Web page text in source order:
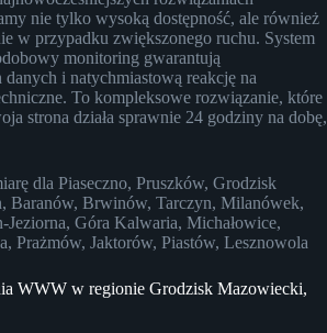
nie tylko wysoką dostępność, ale również
w przypadku zwiększonego ruchu. System
monitoring gwarantują
i natychmiastową reakcję na
To kompleksowe rozwiązanie, które
strona działa sprawnie 24 godziny na dobę,
dla Piaseczno, Pruszków, Grodzisk
Baranów, Brwinów, Tarczyn, Milanówek,
Jeziorna, Góra Kalwaria, Michałowice,
Prażmów, Jaktorów, Piastów, Lesznowola
WWW w regionie Grodzisk Mazowiecki,